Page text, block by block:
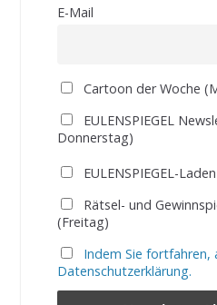
E-Mail
Cartoon der Woche
EULENSPIEGEL
Donnerstag)
EULENSPIEGEL-
Rätsel- und
(Freitag)
Indem Sie fortfahren,
Datenschutzerklärung.